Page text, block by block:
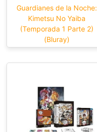
Guardianes de la Noche:
Kimetsu No Yaiba
(Temporada 1 Parte 2)
(Bluray)